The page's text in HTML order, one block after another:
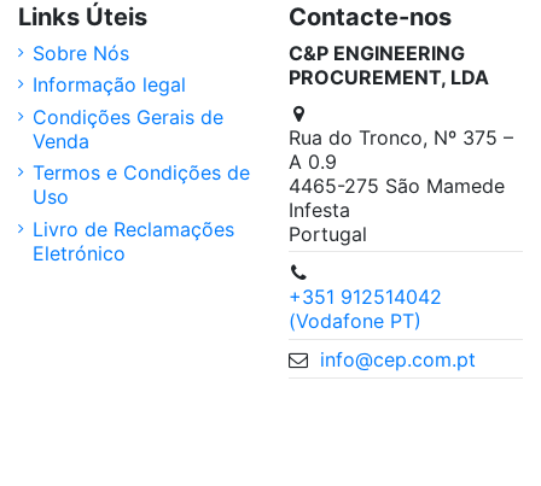
Links Úteis
Sobre Nós
Informação legal
Condições Gerais de
Venda
Termos e Condições de
Uso
Livro de Reclamações
Eletrónico
Contacte-nos
C&P ENGINEERING
PROCUREMENT, LDA
Rua do Tronco, Nº 375 –
A 0.9
4465-275 São Mamede
Infesta
Portugal
+351 912514042
(Vodafone PT)
info@cep.com.pt